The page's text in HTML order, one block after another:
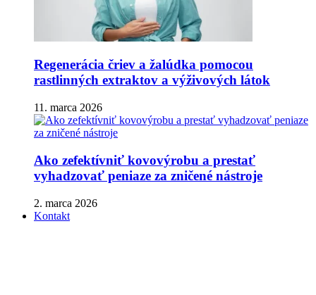
Regenerácia čriev a žalúdka pomocou
rastlinných extraktov a výživových látok
11. marca 2026
Ako zefektívniť kovovýrobu a prestať
vyhadzovať peniaze za zničené nástroje
2. marca 2026
Kontakt